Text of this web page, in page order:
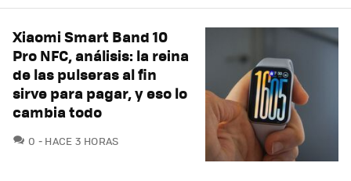
Xiaomi Smart Band 10
Pro NFC, análisis: la reina
de las pulseras al fin
sirve para pagar, y eso lo
cambia todo
0 COMENTARIOS
HACE 3 HORAS